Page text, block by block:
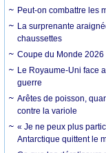
Peut-on combattre les
La surprenante
chaussettes
Coupe du Monde
Le Royaume-Uni face
guerre
Arêtes de poisson,
contre la variole
« Je ne peux plus
Antarctique quittent le